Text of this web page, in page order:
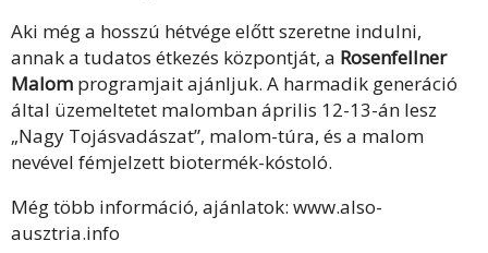
Aki még a hosszú hétvége előtt szeretne indulni,
annak a tudatos étkezés központját, a Rosenfellner
Malom programjait ajánljuk. A harmadik generáció
által üzemeltetet malomban április 12-13-án lesz
„Nagy Tojásvadászat”, malom-túra, és a malom
nevével fémjelzett biotermék-kóstoló.
Még több információ, ajánlatok: www.also-
ausztria.info